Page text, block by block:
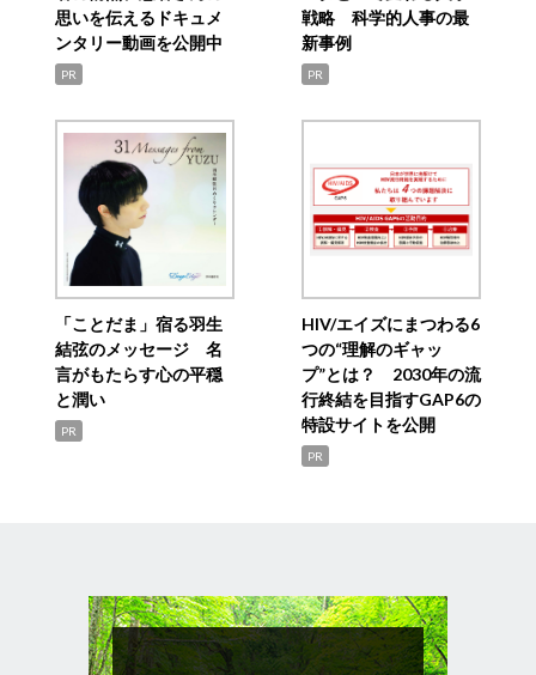
思いを伝えるドキュメ
ンタリー動画を公開中
PR
戦略 科学的人事の最
新事例
PR
「ことだま」宿る羽生
結弦のメッセージ 名
言がもたらす心の平穏
と潤い
PR
HIV/エイズにまつわる6
つの“理解のギャッ
プ”とは？ 2030年の流
行終結を目指すGAP6の
特設サイトを公開
PR